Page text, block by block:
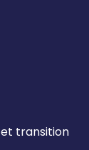
transition